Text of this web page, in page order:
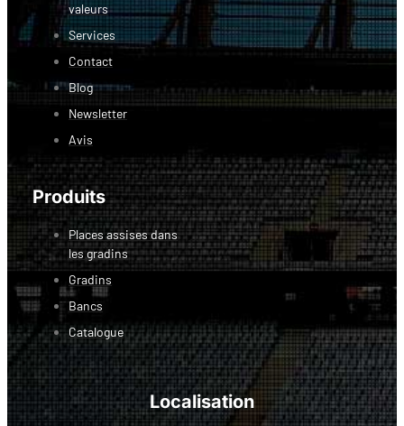
valeurs
Services
Contact
Blog
Newsletter
Avis
Produits
Places assises dans
les gradins
Gradins
Bancs
Catalogue
Localisation